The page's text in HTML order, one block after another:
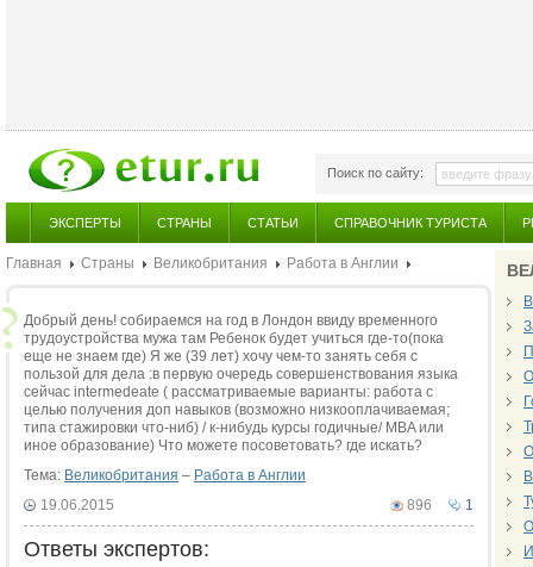
Поиск по сайту:
ЭКСПЕРТЫ СТРАНЫ СТАТЬИ СПРАВОЧНИК ТУРИСТА
Главная Страны Великобритания Работа в Англии
Добрый день! собираемся на год в Лондон ввиду временного
трудоустройства мужа там Ребенок будет учиться где-то(пока
еще не знаем где) Я же (39 лет) хочу чем-то занять себя с
пользой для дела :в первую очередь совершенствования языка
сейчас intermedeate ( рассматриваемые варианты: работа с
целью получения доп навыков (возможно низкооплачиваемая;
типа стажировки что-ниб) / к-нибудь курсы годичные/ MBA или
иное образование) Что можете посоветовать? где искать?
Тема: Великобритания – Работа в Англии
1
896
19.06.2015
Ответы экспертов: